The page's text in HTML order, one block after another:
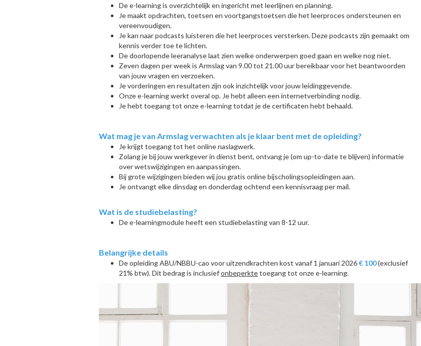
De e-learning is overzichtelijk en ingericht met leerlijnen en planning.
Je maakt opdrachten, toetsen en voortgangstoetsen die het leerproces ondersteunen en
vereenvoudigen.
Je kan naar podcasts luisteren die het leerproces versterken. Deze podcasts zijn gemaakt om
kennis verder toe te lichten.
De doorlopende leeranalyse laat zien welke onderwerpen goed gaan en welke nog niet.
Zeven dagen per week is Armslag van 9.00 tot 21.00 uur bereikbaar voor het beantwoorden
van jouw vragen en verzoeken.
Je vorderingen en resultaten zijn ook inzichtelijk voor jouw leidinggevende.
Onze e-learning werkt overal op. Je hebt alleen een internetverbinding nodig.
Je hebt toegang tot onze e-learning totdat je de certificaten hebt behaald.
Wat mag je van Armslag verwachten als je klaar bent met de opleiding?
Je krijgt toegang tot het online naslagwerk.
Zolang je bij jouw werkgever in dienst bent, ontvang je (om up-to-date te blijven) informatie
over wetswijzigingen en aanpassingen.
Bij grote wijzigingen bieden wij jou gratis online bijscholingsopleidingen aan.
Je ontvangt elke dinsdag en donderdag ochtend een kennisvraag per mail.
Wat is de studiebelasting?
De e-learningmodule heeft een studiebelasting van 8-12 uur.
Belangrijke details
De opleiding ABU/NBBU-cao voor uitzendkrachten kost vanaf 1 januari 2026€ 100(exclusief
21% btw). Dit bedrag is inclusiefonbeperktetoegang tot onze e-learning.